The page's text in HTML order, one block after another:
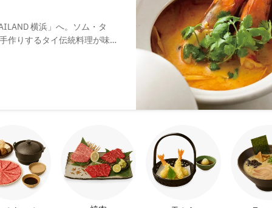
横浜」へ。ソム・タ
作りするタイ伝統料理が味わ